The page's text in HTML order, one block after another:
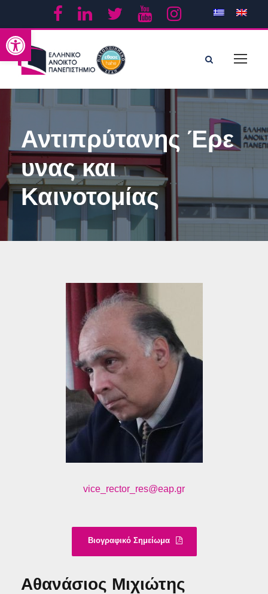
Ανοίξτε τη γραμμή εργαλείων
Αντιπρύτανης Έρε
υνας και
Καινοτομίας
vice_rector_res@eap.gr
Βιογραφικό Σημείωμα
Αθανάσιος Μιχιώτης